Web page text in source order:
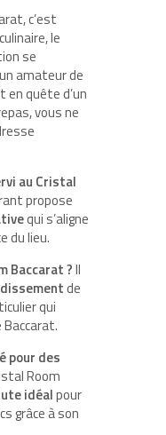
c’est
le
se
amateur de
quête d’un
vous ne
au Cristal
propose
qui s’aligne
du lieu.
Baccarat ?Il
de
qui
pour des
Room
idéalpour
grâce à son